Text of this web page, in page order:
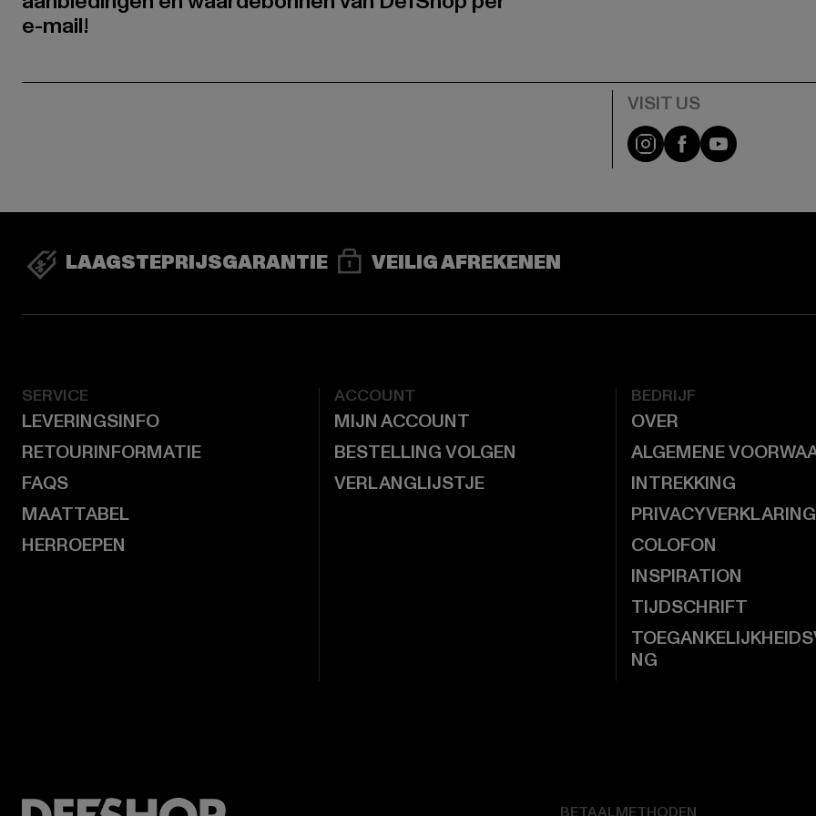
e-mail!
Visit our Instagram
Visit ourVisit our
LAAGSTEPRIJSGARANTIE VEILIG AFREKENEN
SERVICE
LEVERINGSINFO
RETOURINFORMATIE
FAQS
MAATTABEL
HERROEPEN
ACCOUNT
MIJN ACCOUNT
BESTELLING VOLGEN
VERLANGLIJSTJE
BEDRIJF
OVER
ALGEMENE
INTREKKING
PRIVACYVERKLARING
COLOFON
INSPIRATION
TIJDSCHRIFT
NG